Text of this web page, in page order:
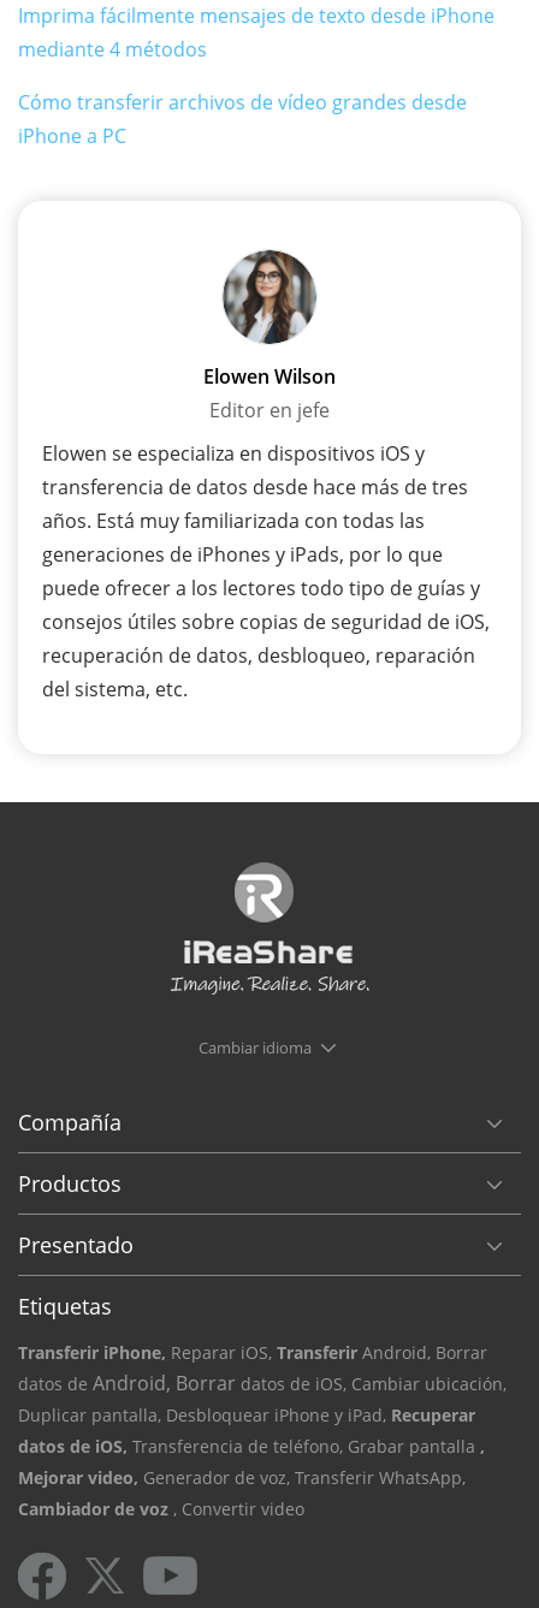
Imprima fácilmente mensajes de texto desde iPhone
mediante 4 métodos
Cómo transferir archivos de vídeo grandes desde
iPhone a PC
Elowen Wilson
Editor en jefe
Elowen se especializa en dispositivos iOS y
transferencia de datos desde hace más de tres
años. Está muy familiarizada con todas las
generaciones de iPhones y iPads, por lo que
puede ofrecer a los lectores todo tipo de guías y
consejos útiles sobre copias de seguridad de iOS,
recuperación de datos, desbloqueo, reparación
del sistema, etc.
Cambiar idioma
Compañía
Productos
Presentado
Etiquetas
Transferir iPhone, Reparar iOS, Transferir Android, Borrar
datos de Android, Borrar datos de iOS, Cambiar ubicación,
Duplicar pantalla, Desbloquear iPhone y iPad, Recuperar
datos de iOS, Transferencia de teléfono, Grabar pantalla ,
Mejorar video, Generador de voz, Transferir WhatsApp,
Cambiador de voz , Convertir video